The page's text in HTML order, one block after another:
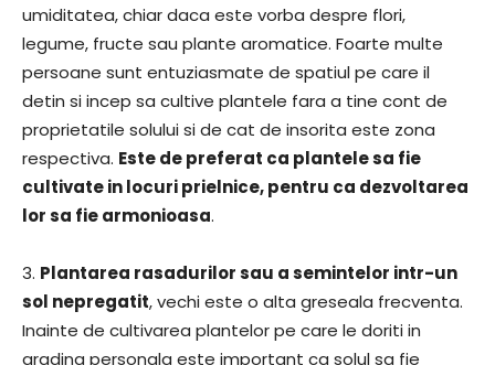
umiditatea, chiar daca este vorba despre flori,
legume, fructe sau plante aromatice. Foarte multe
persoane sunt entuziasmate de spatiul pe care il
detin si incep sa cultive plantele fara a tine cont de
proprietatile solului si de cat de insorita este zona
respectiva. Este de preferat ca plantele sa fie
cultivate in locuri prielnice, pentru ca dezvoltarea
lor sa fie armonioasa.
3. Plantarea rasadurilor sau a semintelor intr-un
sol nepregatit, vechi este o alta greseala frecventa.
Inainte de cultivarea plantelor pe care le doriti in
gradina personala este important ca solul sa fie